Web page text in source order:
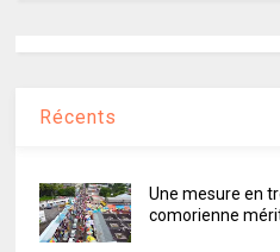
Récents
Une mesure en
comorienne